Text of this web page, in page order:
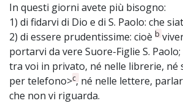
In questi giorni avete più bisogno:
1) di fidarvi di Dio e di S. Paolo: che
2) di essere prudentissime: cioè b
portarvi da vere Suore-Figlie S.
tra voi in privato, né nelle librerie, né
per telefono>c, né nelle lettere,
che non vi riguarda.